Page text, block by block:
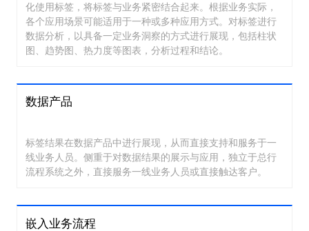
化使用标签，将标签与业务紧密结合起来。根据业务实际，
各个应用场景可能适用于一种或多种应用方式。对标签进行
数据分析，以具备一定业务洞察的方式进行展现，包括柱状
图、趋势图、热力度等图表，分析过程和结论。
数据产品
标签结果在数据产品中进行展现，从而直接支持和服务于一
线业务人员。侧重于对数据结果的展示与应用，独立于总行
流程系统之外，直接服务一线业务人员或直接触达客户。
嵌入业务流程